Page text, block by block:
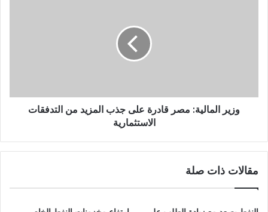
وزير المالية: مصر قادرة على جذب المزيد من التدفقات
الاستثمارية
مقالات ذات صلة